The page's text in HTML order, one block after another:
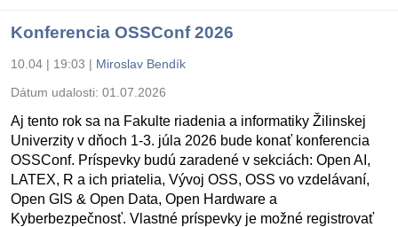
Konferencia OSSConf 2026
10.04 | 19:03 | Miroslav Bendík
Dátum udalosti: 01.07.2026
Aj tento rok sa na Fakulte riadenia a informatiky Žilinskej
Univerzity v dňoch 1-3. júla 2026 bude konať konferencia
OSSConf. Príspevky budú zaradené v sekciách: Open AI,
LATEX, R a ich priatelia, Vývoj OSS, OSS vo vzdelávaní,
Open GIS & Open Data, Open Hardware a
Kyberbezpečnosť. Vlastné príspevky je možné registrovať